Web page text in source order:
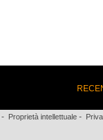
- Proprietà intellettuale -